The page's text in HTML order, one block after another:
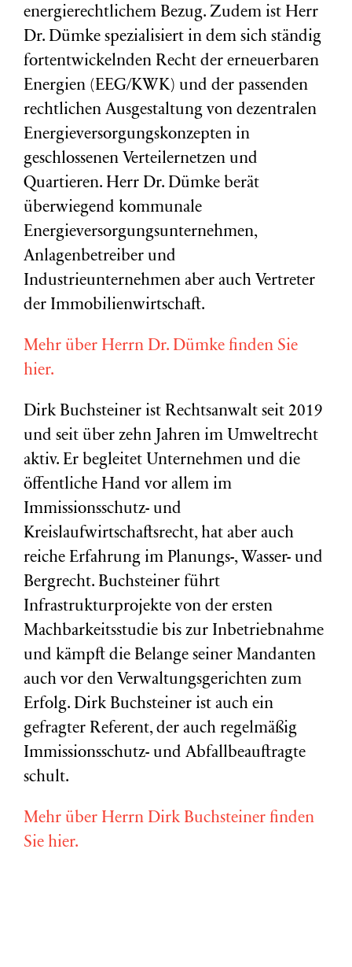
energierechtlichem Bezug. Zudem ist Herr
Dr. Dümke spezialisiert in dem sich ständig
fortentwickelnden Recht der erneuerbaren
Energien (EEG/KWK) und der passenden
rechtlichen Ausgestaltung von dezentralen
Energieversorgungskonzepten in
geschlossenen Verteilernetzen und
Quartieren. Herr Dr. Dümke berät
überwiegend kommunale
Energieversorgungsunternehmen,
Anlagenbetreiber und
Industrieunternehmen aber auch Vertreter
der Immobilienwirtschaft.
Mehr über Herrn Dr. Dümke finden Sie
hier.
Dirk Buchsteiner ist Rechtsanwalt seit 2019
und seit über zehn Jahren im Umweltrecht
aktiv. Er begleitet Unternehmen und die
öffentliche Hand vor allem im
Immissionsschutz- und
Kreislaufwirtschaftsrecht, hat aber auch
reiche Erfahrung im Planungs-, Wasser- und
Bergrecht. Buchsteiner führt
Infrastrukturprojekte von der ersten
Machbarkeitsstudie bis zur Inbetriebnahme
und kämpft die Belange seiner Mandanten
auch vor den Verwaltungsgerichten zum
Erfolg. Dirk Buchsteiner ist auch ein
gefragter Referent, der auch regelmäßig
Immissionsschutz- und Abfallbeauftragte
schult.
Mehr über Herrn Dirk Buchsteiner finden
Sie hier.